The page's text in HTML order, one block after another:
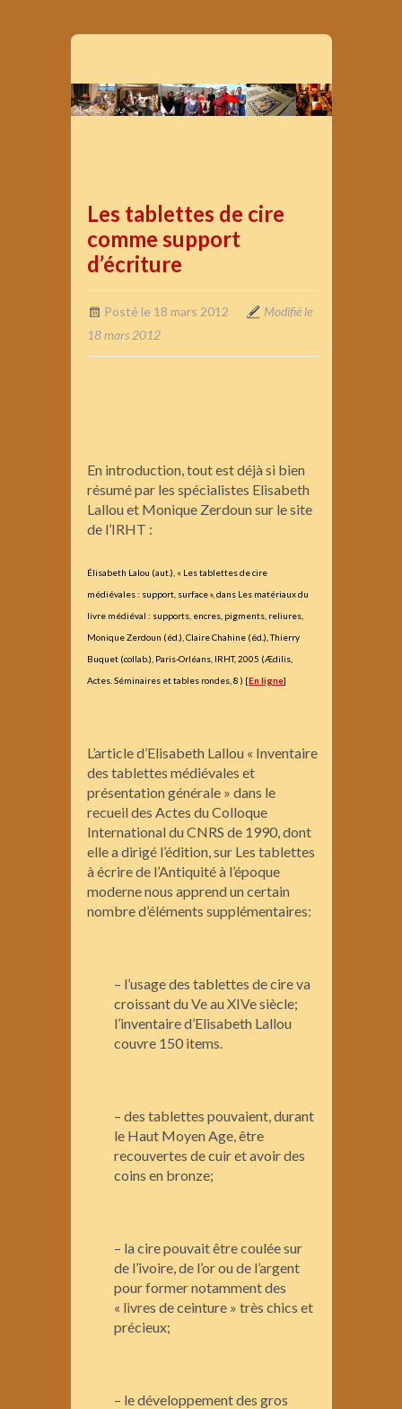
Les tablettes de cire
comme support
d’écriture
Posté le 18 mars 2012
Modifié le
18 mars 2012
En introduction, tout est déjà si bien
résumé par les spécialistes Elisabeth
Lallou et Monique Zerdoun sur le site
de l’IRHT :
Élisabeth Lalou (aut.), « Les tablettes de cire
médiévales : support, surface », dans Les matériaux du
livre médiéval : supports, encres, pigments, reliures,
Monique Zerdoun (éd.), Claire Chahine (éd.), Thierry
Buquet (collab.), Paris-Orléans, IRHT, 2005 (Ædilis,
Actes. Séminaires et tables rondes, 8 ) [En ligne]
L’article d’Elisabeth Lallou « Inventaire
des tablettes médiévales et
présentation générale » dans le
recueil des Actes du Colloque
International du CNRS de 1990, dont
elle a dirigé l’édition, sur Les tablettes
à écrire de l’Antiquité à l’époque
moderne nous apprend un certain
nombre d’éléments supplémentaires:
– l’usage des tablettes de cire va
croissant du Ve au XIVe siècle;
l’inventaire d’Elisabeth Lallou
couvre 150 items.
– des tablettes pouvaient, durant
le Haut Moyen Age, être
recouvertes de cuir et avoir des
coins en bronze;
– la cire pouvait être coulée sur
de l’ivoire, de l’or ou de l’argent
pour former notamment des
« livres de ceinture » très chics et
précieux;
– le développement des gros